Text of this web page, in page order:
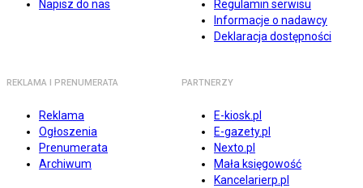
Napisz do nas
Regulamin serwisu
Informacje o nadawcy
Deklaracja dostępności
REKLAMA I PRENUMERATA
Reklama
Ogłoszenia
Prenumerata
Archiwum
PARTNERZY
E-kiosk.pl
E-gazety.pl
Nexto.pl
Mała księgowość
Kancelarierp.pl